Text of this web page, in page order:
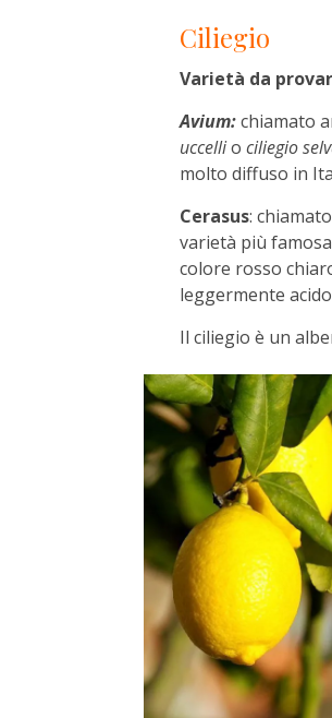
Ciliegio
Varietà da
Avium:chiamato
uccellio ciliegio
molto diffuso in
Cerasus:
varietà più famosa
colore rosso
leggermente
Il ciliegio è un